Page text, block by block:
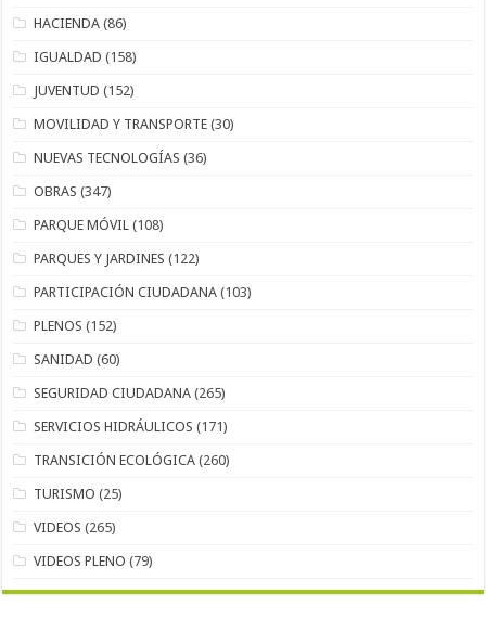
HACIENDA (86)
IGUALDAD (158)
JUVENTUD (152)
MOVILIDAD Y TRANSPORTE (30)
NUEVAS TECNOLOGÍAS (36)
OBRAS (347)
PARQUE MÓVIL (108)
PARQUES Y JARDINES (122)
PARTICIPACIÓN CIUDADANA (103)
PLENOS (152)
SANIDAD (60)
SEGURIDAD CIUDADANA (265)
SERVICIOS HIDRÁULICOS (171)
TRANSICIÓN ECOLÓGICA (260)
TURISMO (25)
VIDEOS (265)
VIDEOS PLENO (79)